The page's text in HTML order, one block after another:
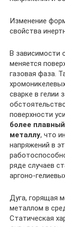
Изменение
свойства
В зависимости
меняется
газовая фаза.
сварке в гелии
поверхности
более
металлу, что
напряжений в
ряде случаев
аргоно-
Дуга, горящая
металлом в
Статическая